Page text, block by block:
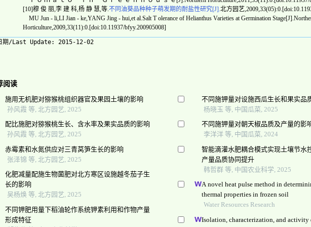
[10]穆 俊 丽,李 建 科,杨 静 慧,等.不同油葵品种种子萌发期的耐盐性研究[J].北方园艺
MU Jun - li,LI Jian - ke,YANG Jing - hui,et al.Salt T olerance of Helianthus Varieties at Germination
Horticulture,2009,33(11):0.[doi:10.11937/bfyy.200905008]
期/Last Update: 2015-12-02
阅读
施用无机肥对猕猴桃组织器官及果园土壤的影响
孙风霞 等, 北方园艺, 2025
配比施肥对猕猴桃生长、含水率及果实品质的影响
孙风霞 等, 北方园艺, 2025
赤霉素和水氮供应对三青莴笋生长的影响
张泽锦 等, 北方园艺, 2025
化肥减量配施生物菌肥对北方寒区设施越冬茄子生
长的影响
吴杨焕 等, 北方园艺, 2025
不同钾肥用量下稻油轮作系统钾素利用和作物产量
形成特征
不同施钾量对设施西瓜生长和果实品
杨晓玉 等, 中国瓜菜, 2025
不同施钾量对朝天椒品质及产量的影
李洋洋 等, 中国瓜菜, 2024
智能滴灌水肥耦合模式实现土壤节水
产量品质协同提升
韩哲群 等, 中国农业科学, 2025
A novel heat pulse method in
thermal properties in frozen soil
Water Resources Research
Isolation, characterization, and activity